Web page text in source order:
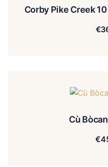
Corby Pike Creek
€
Cù
€